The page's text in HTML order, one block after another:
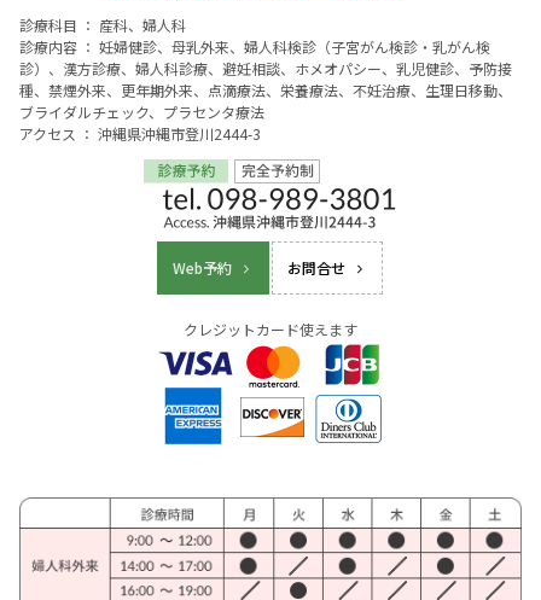
診療科目 ： 産科、婦人科
診療内容 ： 妊婦健診、母乳外来、婦人科検診（子宮がん検診・乳がん検
診）、漢方診療、婦人科診療、避妊相談、ホメオパシー、乳児健診、予防接
種、禁煙外来、更年期外来、点滴療法、栄養療法、不妊治療、生理日移動、
ブライダルチェック、プラセンタ療法
アクセス ： 沖縄県沖縄市登川2444-3
Web予約 お問合せ
クレジットカード使えます